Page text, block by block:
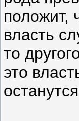
положит,
власть
то
это